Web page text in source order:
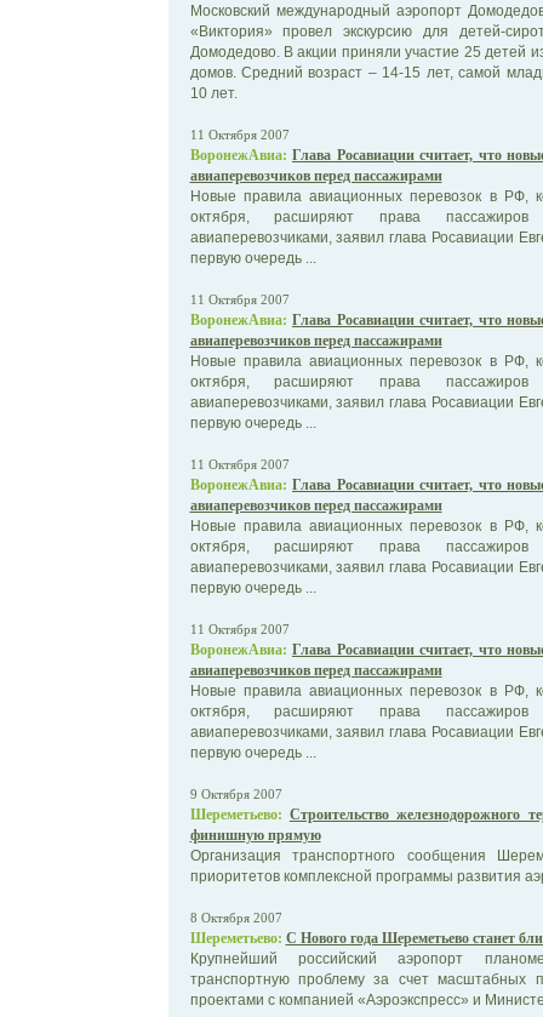
Московский международный аэропорт
«Виктория» провел экскурсию для детей-
Домодедово. В акции приняли участие 25 детей из
домов. Средний возраст – 14-15 лет, самой
10 лет.
11 Октября 2007
ВоронежАвиа: Глава Росавиации считает, что
авиаперевозчиков перед пассажирами
Новые правила авиационных перевозок в РФ,
октября, расширяют права
авиаперевозчиками, заявил глава Росавиации
первую очередь ...
11 Октября 2007
ВоронежАвиа: Глава Росавиации считает, что
авиаперевозчиков перед пассажирами
Новые правила авиационных перевозок в РФ,
октября, расширяют права
авиаперевозчиками, заявил глава Росавиации
первую очередь ...
11 Октября 2007
ВоронежАвиа: Глава Росавиации считает, что
авиаперевозчиков перед пассажирами
Новые правила авиационных перевозок в РФ,
октября, расширяют права
авиаперевозчиками, заявил глава Росавиации
первую очередь ...
11 Октября 2007
ВоронежАвиа: Глава Росавиации считает, что
авиаперевозчиков перед пассажирами
Новые правила авиационных перевозок в РФ,
октября, расширяют права
авиаперевозчиками, заявил глава Росавиации
первую очередь ...
9 Октября 2007
Шереметьево: Строительство железнодорожного
финишную прямую
Организация транспортного сообщения
приоритетов комплексной программы развития
8 Октября 2007
Шереметьево: С Нового года Шереметьево станет
Крупнейший российский аэропорт
транспортную проблему за счет масштабных
проектами с компанией «Аэроэкспресс» и